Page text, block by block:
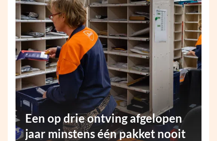
Een op drie ontving afgelopen
jaar minstens één pakket nooit